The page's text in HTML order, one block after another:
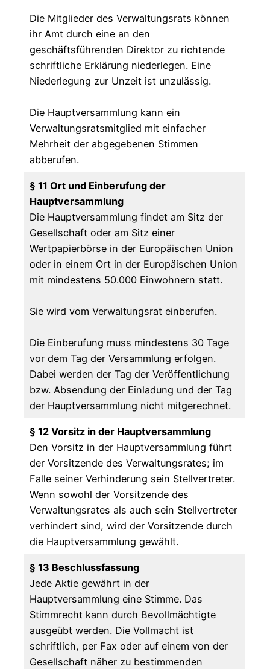
Die Mitglieder des Verwaltungsrats können
ihr Amt durch eine an den
geschäftsführenden Direktor zu richtende
schriftliche Erklärung niederlegen. Eine
Niederlegung zur Unzeit ist unzulässig.
Die Hauptversammlung kann ein
Verwaltungsratsmitglied mit einfacher
Mehrheit der abgegebenen Stimmen
abberufen.
§ 11 Ort und Einberufung der
Hauptversammlung
Die Hauptversammlung findet am Sitz der
Gesellschaft oder am Sitz einer
Wertpapierbörse in der Europäischen Union
oder in einem Ort in der Europäischen Union
mit mindestens 50.000 Einwohnern statt.
Sie wird vom Verwaltungsrat einberufen.
Die Einberufung muss mindestens 30 Tage
vor dem Tag der Versammlung erfolgen.
Dabei werden der Tag der Veröffentlichung
bzw. Absendung der Einladung und der Tag
der Hauptversammlung nicht mitgerechnet.
§ 12 Vorsitz in der Hauptversammlung
Den Vorsitz in der Hauptversammlung führt
der Vorsitzende des Verwaltungsrates; im
Falle seiner Verhinderung sein Stellvertreter.
Wenn sowohl der Vorsitzende des
Verwaltungsrates als auch sein Stellvertreter
verhindert sind, wird der Vorsitzende durch
die Hauptversammlung gewählt.
§ 13 Beschlussfassung
Jede Aktie gewährt in der
Hauptversammlung eine Stimme. Das
Stimmrecht kann durch Bevollmächtigte
ausgeübt werden. Die Vollmacht ist
schriftlich, per Fax oder auf einem von der
Gesellschaft näher zu bestimmenden